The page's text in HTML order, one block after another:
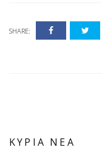
SHARE:
ΚΥΡΙΑ ΝΕΑ